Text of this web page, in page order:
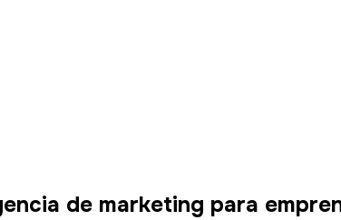
de marketing para